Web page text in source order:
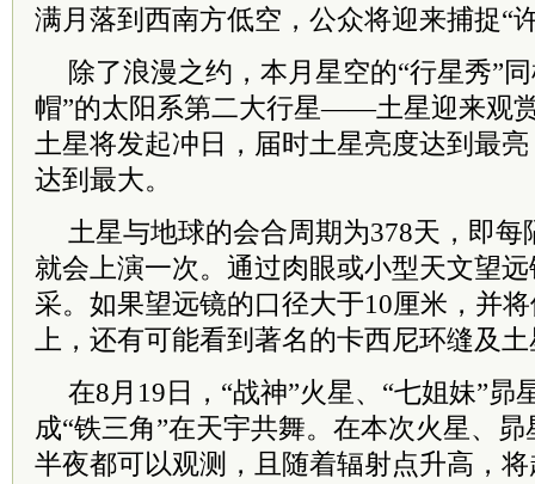
满月落到西南方低空，公众将迎来捕捉“
除了浪漫之约，本月星空的“行星秀”
帽”的太阳系第二大行星——土星迎来观
土星将发起冲日，届时土星亮度达到最
达到最大。
土星与地球的会合周期为378天，即
就会上演一次。通过肉眼或小型天文望
采。如果望远镜的口径大于10厘米，并
上，还有可能看到著名的卡西尼环缝及
在8月19日，“战神”火星、“七姐妹”昴
成“铁三角”在天宇共舞。在本次火星、
半夜都可以观测，且随着辐射点升高，将